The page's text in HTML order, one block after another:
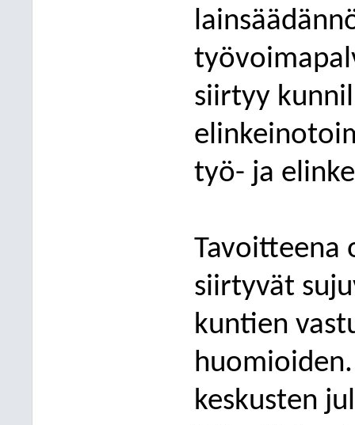
siirtyy
työ- ja
Tavoitteena
siirtyvät
kuntien
huomioiden.
keskusten